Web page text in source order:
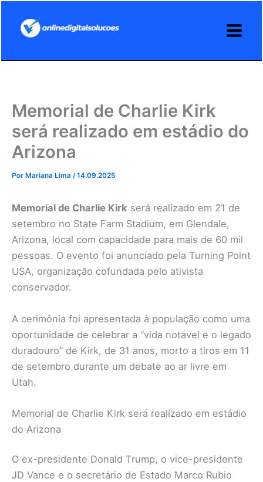
Memorial de Charlie Kirk
será realizado em estádio do
Arizona
Por Mariana Lima /14.09.2025
Memorial de Charlie Kirk será realizado em 21 de
setembro no State Farm Stadium, em Glendale,
Arizona, local com capacidade para mais de 60 mil
pessoas. O evento foi anunciado pela Turning Point
USA, organização cofundada pelo ativista
conservador.
A cerimônia foi apresentada à população como uma
oportunidade de celebrar a “vida notável e o legado
duradouro” de Kirk, de 31 anos, morto a tiros em 11
de setembro durante um debate ao ar livre em
Utah.
Memorial de Charlie Kirk será realizado em estádio
do Arizona
O ex-presidente Donald Trump, o vice-presidente
JD Vance e o secretário de Estado Marco Rubio